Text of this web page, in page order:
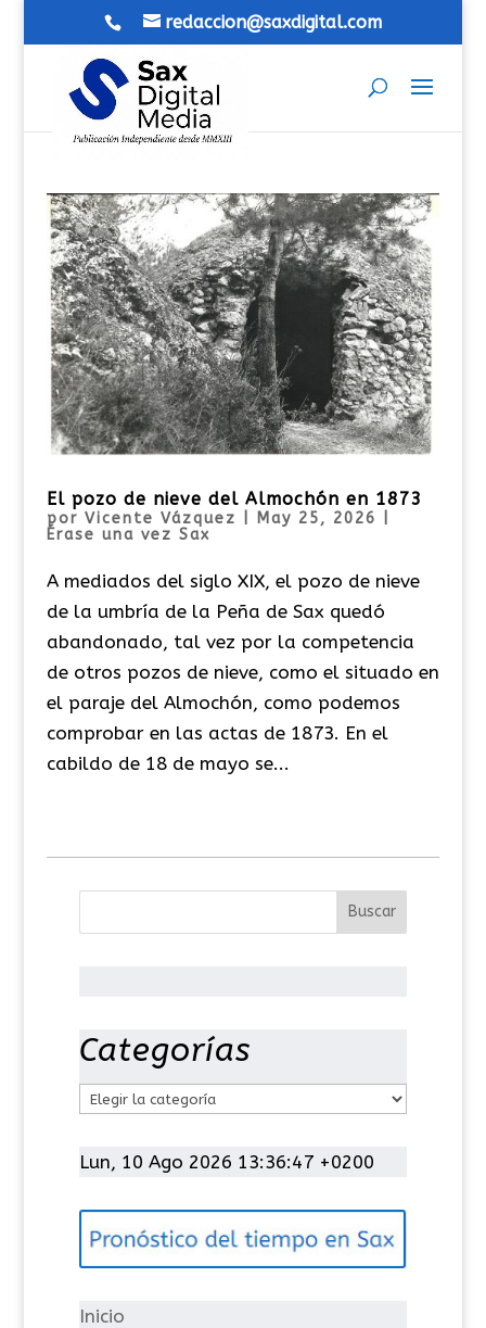
redaccion@saxdigital.com
El pozo de nieve del Almochón en 1873
por Vicente Vázquez May 25, 2026
Érase una vez Sax
A mediados del siglo XIX, el pozo de nieve
de la umbría de la Peña de Sax quedó
abandonado, tal vez por la competencia
de otros pozos de nieve, como el situado en
el paraje del Almochón, como podemos
comprobar en las actas de 1873. En el
cabildo de 18 de mayo se...
Categorías
t
g
í
Lun, 10 Ago 2026 13:36:47 +0200
Inicio